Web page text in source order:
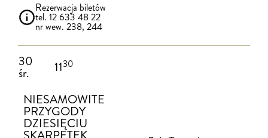
Rezerwacja biletów
tel. 12 633 48 22
nr wew. 238, 244
30
śr. 1130
NIESAMOWITE
PRZYGODY
DZIESIĘCIU